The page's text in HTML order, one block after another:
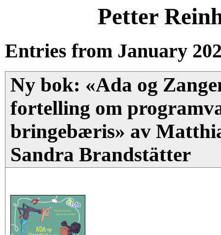
Petter
Entries from January
Ny bok: «Ada og
fortelling om
bringebæris» av
Sandra Brandstätter